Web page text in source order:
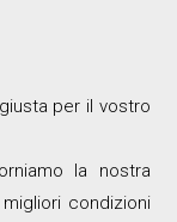
per il vostro
la nostra
condizioni